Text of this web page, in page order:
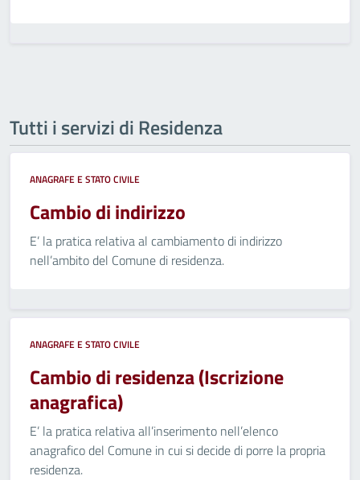
Tutti i servizi di Residenza
ANAGRAFE E STATO CIVILE
Cambio di indirizzo
E’ la pratica relativa al cambiamento di indirizzo
nell’ambito del Comune di residenza.
ANAGRAFE E STATO CIVILE
Cambio di residenza (Iscrizione
anagrafica)
E’ la pratica relativa all’inserimento nell’elenco
anagrafico del Comune in cui si decide di porre la propria
residenza.